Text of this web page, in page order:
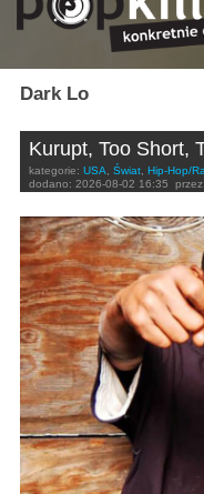
Dark Lo
Kurupt, Too Short,
kategorie: USA, Świat, Hip-Hop/
dodano: 2026-08-02 16:35 przez: